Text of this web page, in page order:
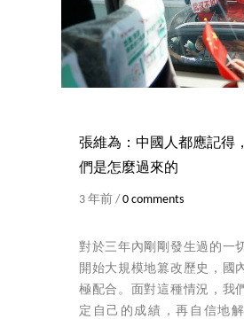
張維為：中國人都應記得
們是怎麼過來的
3 年前 / 0 comments
對於三年內剛剛發生過的一
開始大規模地篡改歷史，國
極配合。面對這種情況，我
定自己的成績，再自信地